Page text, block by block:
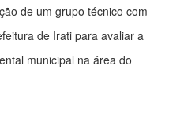
de um grupo técnico com
de Irati para avaliar a
municipal na área do